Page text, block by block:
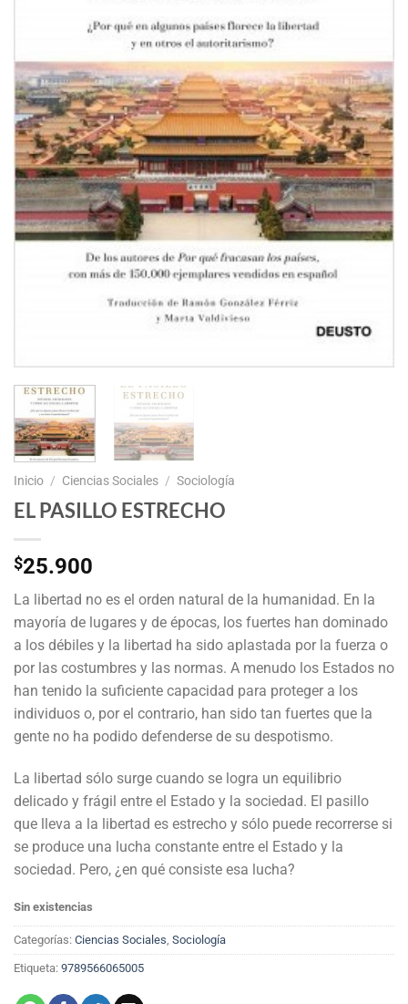
Inicio / Ciencias Sociales / Sociología
EL PASILLO ESTRECHO
$25.900
La libertad no es el orden natural de la humanidad. En la
mayoría de lugares y de épocas, los fuertes han dominado
a los débiles y la libertad ha sido aplastada por la fuerza o
por las costumbres y las normas. A menudo los Estados no
han tenido la suficiente capacidad para proteger a los
individuos o, por el contrario, han sido tan fuertes que la
gente no ha podido defenderse de su despotismo.
La libertad sólo surge cuando se logra un equilibrio
delicado y frágil entre el Estado y la sociedad. El pasillo
que lleva a la libertad es estrecho y sólo puede recorrerse si
se produce una lucha constante entre el Estado y la
sociedad. Pero, ¿en qué consiste esa lucha?
Sin existencias
Categorías: Ciencias Sociales, Sociología
Etiqueta: 9789566065005